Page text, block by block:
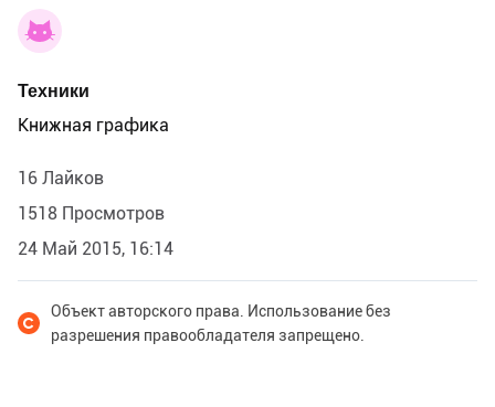
Техники
Книжная графика
16 Лайков
1518 Просмотров
24 Май 2015, 16:14
Объект авторского права. Использование без
разрешения правообладателя запрещено.